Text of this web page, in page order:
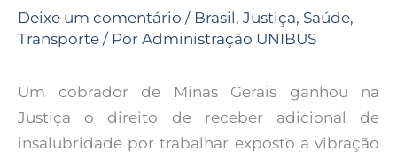
Deixe um comentário / Brasil, Justiça, Saúde,
Transporte / Por Administração UNIBUS
Um cobrador de Minas Gerais ganhou na
Justiça o direito de receber adicional de
insalubridade por trabalhar exposto a vibração